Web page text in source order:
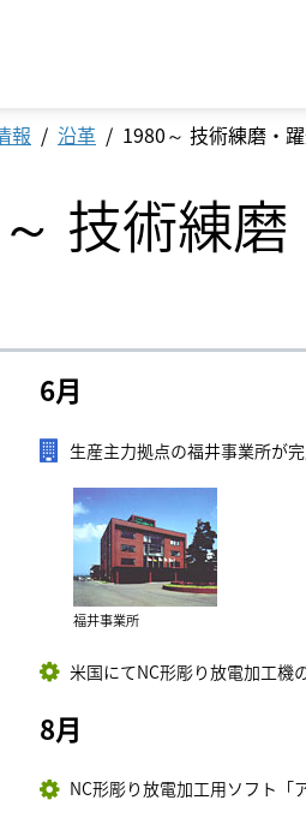
マテリアリテ
株式・株主情報
、
、VALUE
力
会社概要・地図
報 沿革 1980～ 技術練磨・
技術練
6月
生産主力拠点の福井事業所が
福井事業所
米国にてNC形彫り放電加工機
8月
NC形彫り放電加工用ソフト「